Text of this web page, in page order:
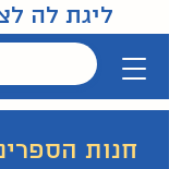
ליגת לה
חנות